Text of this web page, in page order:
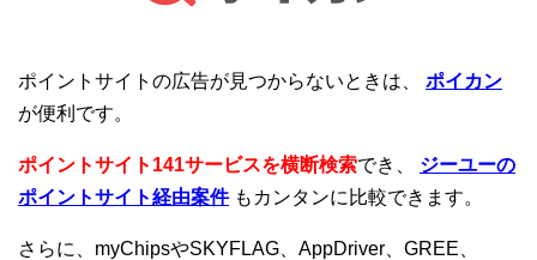
ポイントサイトの広告が見つからないときは、 ポイカン
が便利です。
ポイントサイト141サービスを横断検索でき、 ジーユーの
ポイントサイト経由案件もカンタンに比較できます。
さらに、myChipsやSKYFLAG、AppDriver、GREE、